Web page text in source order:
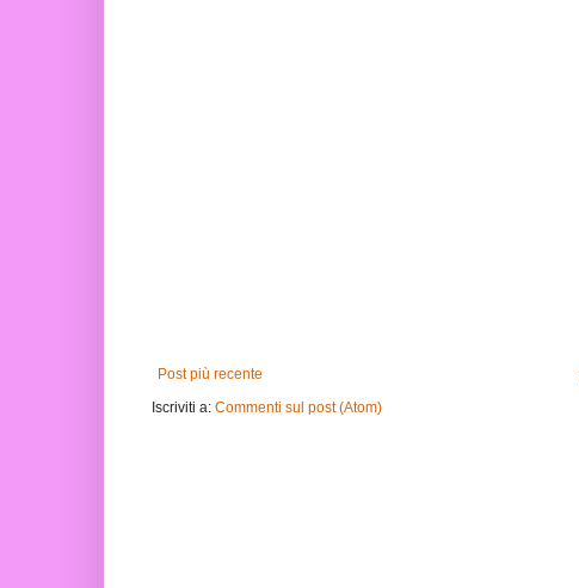
Post più recente
Iscriviti a: Commenti sul post (Atom)